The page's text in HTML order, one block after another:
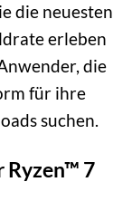
die neuesten
erleben
die
für ihre
suchen.
Ryzen™ 7